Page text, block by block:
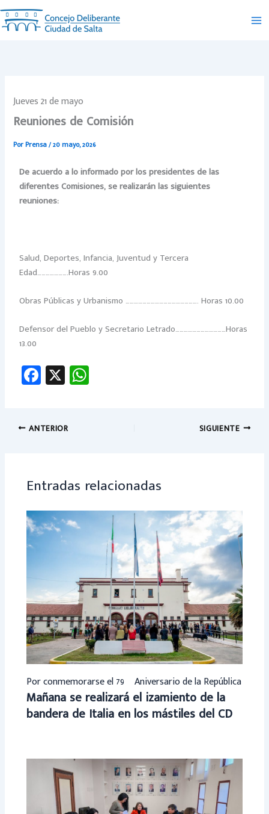
Ir
al
contenido
Jueves 21 de mayo
Reuniones de Comisión
PorPrensa/20 mayo, 2026
De acuerdo a lo informado por los presidentes de las
diferentes Comisiones, se realizarán las siguientes
reuniones:
Salud, Deportes, Infancia, Juventud y Tercera
Edad………………….Horas 9.00
Obras Públicas y Urbanismo ……………………………………………. Horas 10.00
Defensor del Pueblo y Secretario Letrado………………………………Horas
13.00
Fa
ce
o
X
ANTERIOR SIGUIENTE
Entradas relacionadas
Por conmemorarse el 79º Aniversario de la República
Mañana se realizará el izamiento de la
bandera de Italia en los mástiles del CD